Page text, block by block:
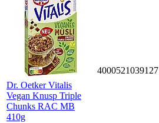
Dr. Oetker Vitalis
Vegan Knusp Triple
Chunks RAC MB
410g
4000521039127